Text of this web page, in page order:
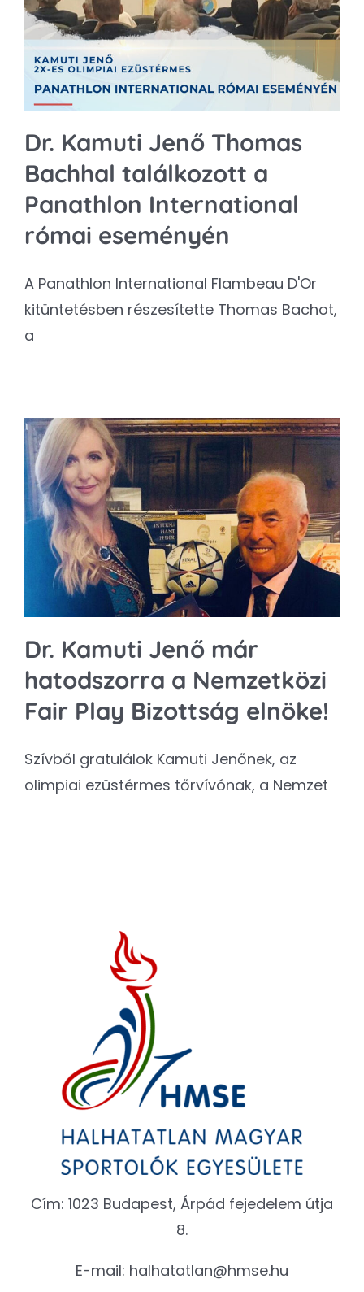
Kapcsolat
FOR:
Dr. Kamuti Jenő Thomas
Bachhal találkozott a
Panathlon International
római eseményén
A Panathlon International Flambeau D'Or
kitüntetésben részesítette Thomas Bachot,
a
Dr. Kamuti Jenő már
hatodszorra a Nemzetközi
Fair Play Bizottság elnöke!
Szívből gratulálok Kamuti Jenőnek, az
olimpiai ezüstérmes tőrvívónak, a Nemzet
Cím: 1023 Budapest, Árpád fejedelem útja
8.
E-mail: halhatatlan@hmse.hu